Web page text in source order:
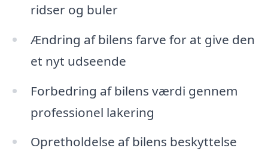
ridser og buler
Ændring af bilens farve for at give den
et nyt udseende
Forbedring af bilens værdi gennem
professionel lakering
Opretholdelse af bilens beskyttelse